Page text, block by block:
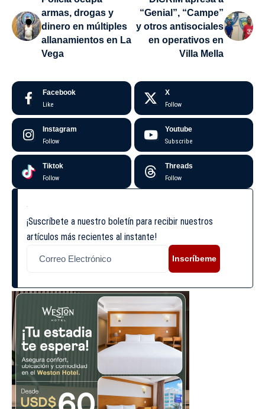
armas, drogas y
dinero en múltiples
allanamientos en La
Vega
“Genial”, “Campe”
y otros antisociales
en operativos en
Villa Mella
Facebook
Like
X
Follow
Instagram
Follow
Youtube
Subscribe
Tiktok
Follow
Threads
Follow
¡Suscríbete a nuestro boletín para recibir nuestros
artículos más recientes al instante!
Inscríbeme